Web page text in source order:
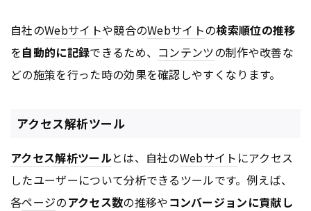
自社のWebサイトや競合のWebサイトの検索順位の推移
を自動的に記録できるため、 コンテンツの制作や改善な
どの施策を行った時の効果を確認しやすくなります。
アクセス解析ツール
アクセス解析ツールとは、自社のWebサイト にアクセス
したユーザーについて分析できるツールです。例えば、
各ページのアクセス数の推移やコンバージョンに貢献し